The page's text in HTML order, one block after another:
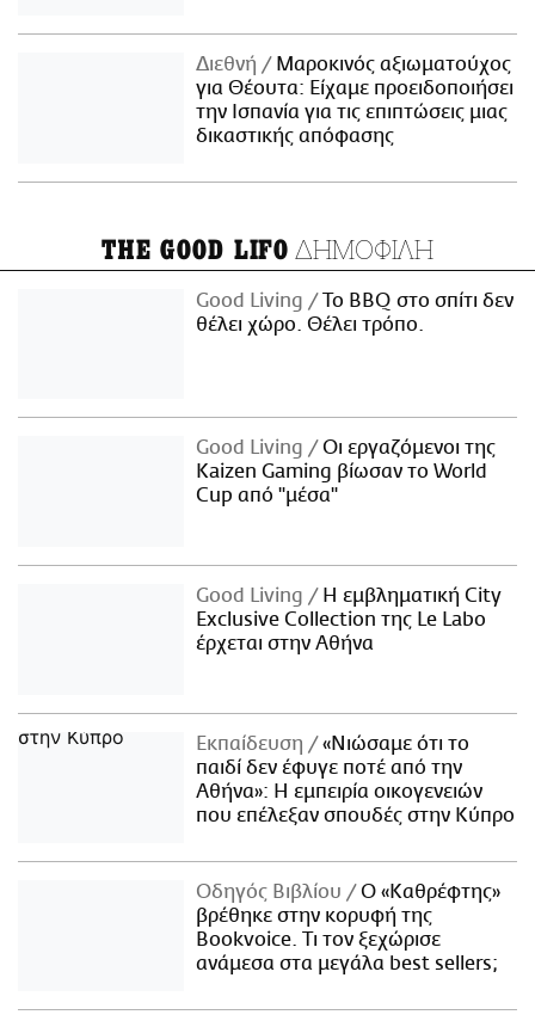
Διεθνή
Μαροκινός αξιωματούχος
για Θέουτα: Είχαμε προειδοποιήσει
την Ισπανία για τις επιπτώσεις μιας
δικαστικής απόφασης
THE GOOD LIFO ΔΗΜΟΦΙΛΗ
Good Living
Το BBQ στο σπίτι δεν
θέλει χώρο. Θέλει τρόπο.
Good Living
Οι εργαζόμενοι της
Kaizen Gaming βίωσαν το World
Cup από "μέσα"
Good Living
Η εμβληματική City
Exclusive Collection της Le Labo
έρχεται στην Αθήνα
Εκπαίδευση
«Νιώσαμε ότι το
παιδί δεν έφυγε ποτέ από την
Αθήνα»: Η εμπειρία οικογενειών
που επέλεξαν σπουδές στην Κύπρο
Οδηγός Βιβλίου
Ο «Καθρέφτης»
βρέθηκε στην κορυφή της
Bookvoice. Τι τον ξεχώρισε
ανάμεσα στα μεγάλα best sellers;